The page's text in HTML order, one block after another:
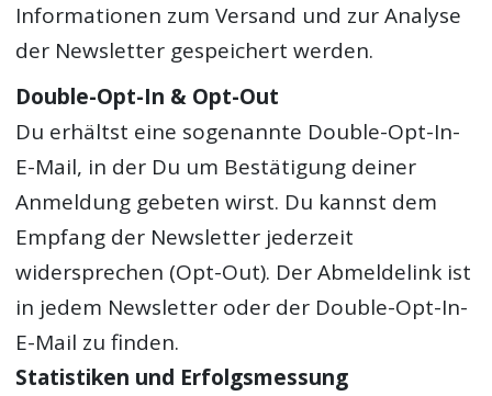
Informationen zum Versand und zur Analyse
der Newsletter gespeichert werden.
Double-Opt-In & Opt-Out
Du erhältst eine sogenannte Double-Opt-In-
E-Mail, in der Du um Bestätigung deiner
Anmeldung gebeten wirst. Du kannst dem
Empfang der Newsletter jederzeit
widersprechen (Opt-Out). Der Abmeldelink ist
in jedem Newsletter oder der Double-Opt-In-
E-Mail zu finden.
Statistiken und Erfolgsmessung